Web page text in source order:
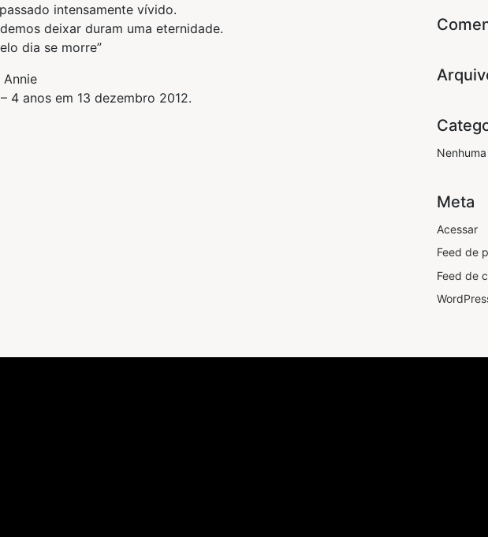
intensamente vívido.
deixar duram uma eternidade.
dia se morre”
Annie
4 anos em 13 dezembro 2012.
Meta
Acessar
Feed de
Feed de